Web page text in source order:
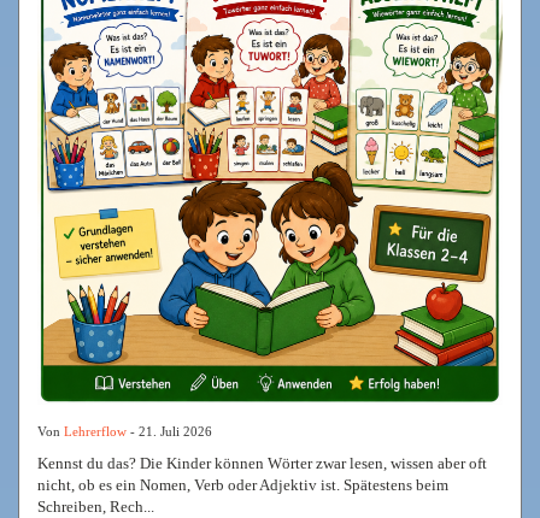
Von Lehrerflow - 21. Juli 2026
Kennst du das? Die Kinder können Wörter zwar lesen, wissen aber oft
nicht, ob es ein Nomen, Verb oder Adjektiv ist. Spätestens beim
Schreiben, Rech...